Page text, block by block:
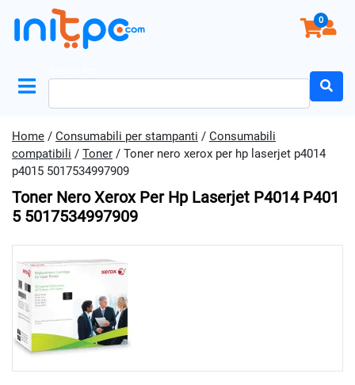
0
Home / Consumabili per stampanti / Consumabili
compatibili / Toner / Toner nero xerox per hp laserjet p4014
p4015 5017534997909
Toner Nero Xerox Per Hp Laserjet P4014 P401
5 5017534997909